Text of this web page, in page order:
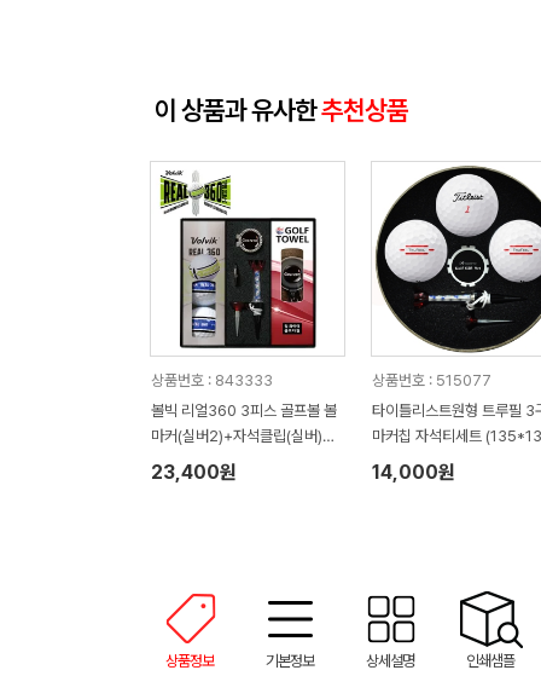
이 상품과 유사한추천상품
상품번호 : 843333
볼빅 리얼360 3피스 골프볼 볼
마커(실버2)+자석클립(실버)
+자석티(2)+골프타월 세트
23,400원
상품번호 : 515077
타이틀리스트원형 트루필 3
마커칩 자석티세트
45mm)
14,000원
상품정보 기본정보 상세설명 인쇄샘플